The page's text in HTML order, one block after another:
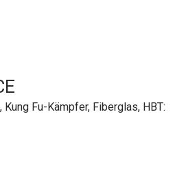
Fu-Kämpfer, Fiberglas, HBT: